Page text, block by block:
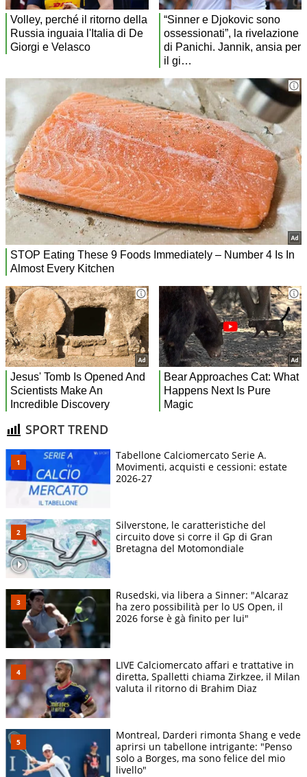
SPORT TREND
Tabellone Calciomercato Serie A.
Movimenti, acquisti e cessioni: estate
2026-27
Silverstone, le caratteristiche del
circuito dove si corre il Gp di Gran
Bretagna del Motomondiale
Rusedski, via libera a Sinner: "Alcaraz
ha zero possibilità per lo US Open, il
2026 forse è gà finito per lui"
LIVE Calciomercato affari e trattative in
diretta, Spalletti chiama Zirkzee, il Milan
valuta il ritorno di Brahim Diaz
Montreal, Darderi rimonta Shang e vede
aprirsi un tabellone intrigante: "Penso
solo a Borges, ma sono felice del mio
livello"